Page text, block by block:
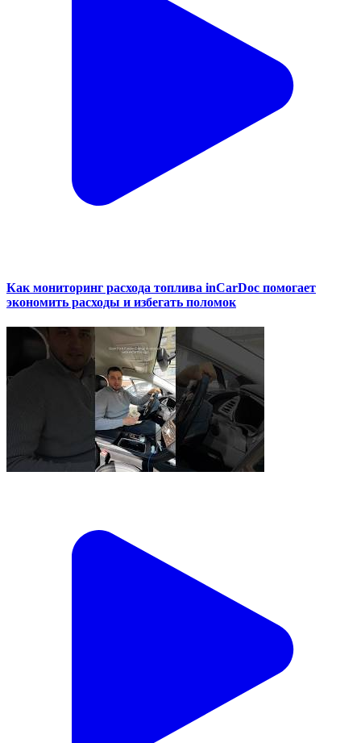
Как мониторинг расхода топлива inCarDoc помогает
экономить расходы и избегать поломок